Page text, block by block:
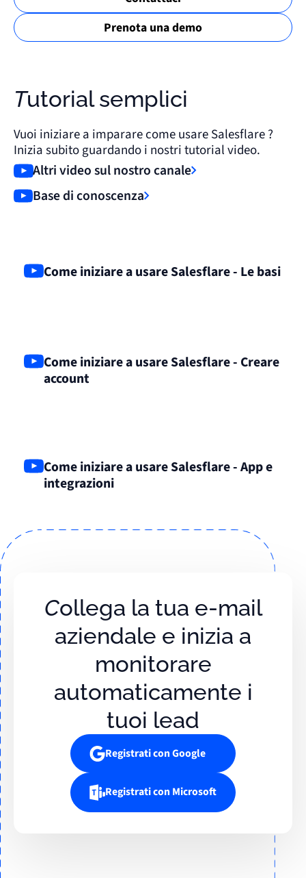
Prenota una demo
Tutorial semplici
Vuoi iniziare a imparare come usare Salesflare ?
Inizia subito guardando i nostri tutorial video.
Altri video sul nostro canale
Base di conoscenza
Come iniziare a usare Salesflare - Le basi
Come iniziare a usare Salesflare - Creare
account
Come iniziare a usare Salesflare - App e
integrazioni
Collega la tua e-mail
aziendale e inizia a
monitorare
automaticamente i
tuoi lead
Registrati con Google
Registrati con Microsoft